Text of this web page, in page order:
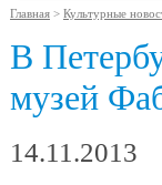
Главная > Культурные
В
музей
14.11.2013